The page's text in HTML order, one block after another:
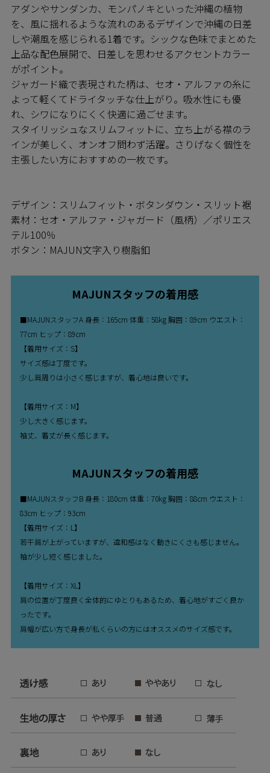
アダンやサンダンカ、モンパノキといった沖縄の植物
を、風に揺れるような流れのあるデザインで沖縄の日差
しや潮風を感じられる1着です。シックな色味でまとめた
上品な配色展開で、日差しを思わせるアクセントカラー
がポイント。
ジャガード織で表現された柄は、セオ・アルファの糸に
よって軽くてドライタッチな仕上がり。吸水性にも優
れ、シワになりにくく快適に過ごせます。
スタイリッシュなスリムフィットに、立ち上がる襟のラ
インが美しく、オンオフ問わず活躍。さりげなく個性を
主張したい方におすすめの一枚です。
デザイン：スリムフィット・ボタンダウン・スリット裾
素材：セオ・アルファ・ジャガード（風柄）／ポリエス
テル100％
ボタン：MAJUN文字入り樹脂釦
MAJUNスタッフの着用感
■MAJUNスタッフA 身長：165cm 体重：58kg 胸囲：89cm ウエスト：
77cm ヒップ：89cm
【着用サイズ：S】
サイズ感は丁度です。
少し肩周りは小さく感じますが、着心地は良いです。
【着用サイズ：M】
少し大きく感じます。
袖丈、着丈が長く感じます。
MAJUNスタッフの着用感
■MAJUNスタッフB 身長：180cm 体重：70kg 胸囲：88cm ウエスト：
83cm ヒップ：93cm
【着用サイズ：L】
若干肩が上がっていますが、違和感はなく動きにくさも感じません。
袖が少し短く感じました。
【着用サイズ：XL】
肩の位置が丁度良く全体的にゆとりもあるため、着心地がすごく良か
ったです。
肩幅が広い方で身長が私くらいの方にはオススメのサイズ感です。